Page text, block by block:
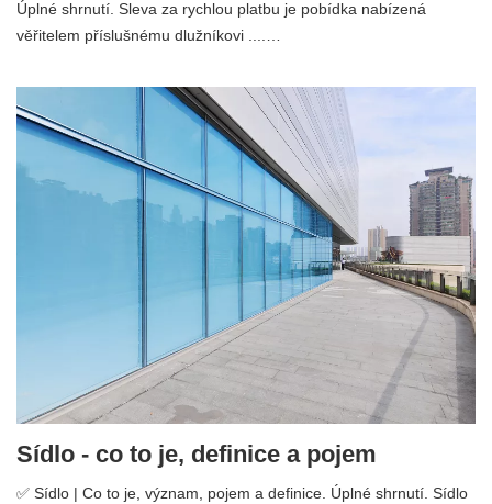
Úplné shrnutí. Sleva za rychlou platbu je pobídka nabízená
věřitelem příslušnému dlužníkovi ....…
Sídlo - co to je, definice a pojem
✅ Sídlo | Co to je, význam, pojem a definice. Úplné shrnutí. Sídlo